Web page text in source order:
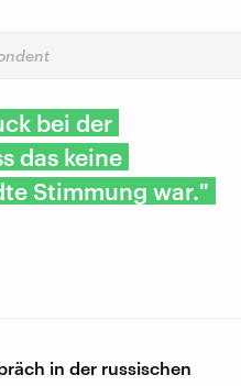
bei der
das keine
Stimmung war."
in der russischen